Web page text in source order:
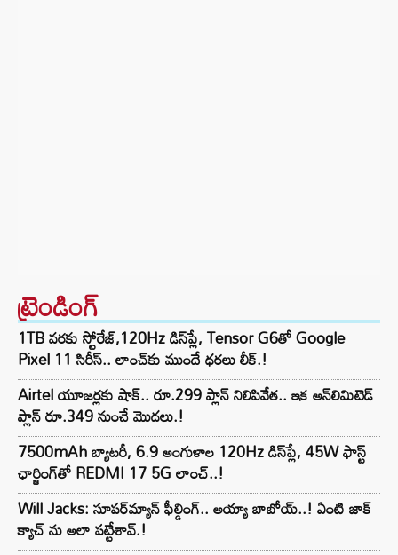
ట్రెండింగ్‌
1TB వరకు స్టోరేజ్,120Hz డిస్‌ప్లే, Tensor G6తో Google
Pixel 11 సిరీస్.. లాంచ్⁭కు ముందే ధరలు లీక్.!
Airtel యూజర్లకు షాక్.. రూ.299 ప్లాన్ నిలిపివేత.. ఇక అన్‌లిమిటెడ్
ప్లాన్ రూ.349 నుంచే మొదలు.!
7500mAh బ్యాటరీ, 6.9 అంగుళాల 120Hz డిస్‌ప్లే, 45W ఫాస్ట్
ఛార్జింగ్‌తో REDMI 17 5G లాంచ్..!
Will Jacks: సూపర్‌మ్యాన్ ఫీల్డింగ్.. అయ్యా బాబోయ్..! ఏంటి జాక్
క్యాచ్ ను అలా పట్టేశావ్.!